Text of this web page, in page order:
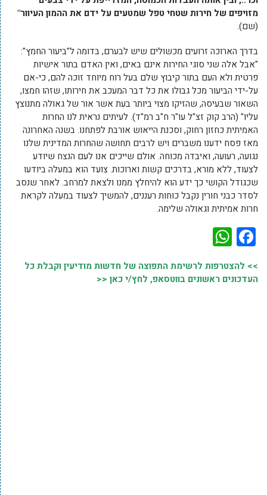
מזויפים של חירות שטחי טפל שמטעים על ידם את ההמון העיוור"
(שם).
בדרך הארוכה זרועים מכשולים שיש לבערם, בדומה ל"ביעור החמץ":
"אבל אלה שני סוגי החירות אינם באים, ואין האדם בתור אישיות
פרטית ולא העם בתור קיבוץ שלם בעל רוח מיוחד זוכה להם, כי-אם
על-ידי הביעור מכל גבולו את כל דבר המעכב את חירותו, שזהו חמצו,
השאור שבעיסה, שהזיקו מצוי ביותר בעת אשר אור של גאולה מתנוצץ
עליו" (הרב קוק זצ"ל עו"ר ח"ב רמ"ד). לעיתים נראית לנו החרות
האמיתית כחזון רחוק, וסכנת הייאוש אורבת לפתחנו. בשנה האחרונה
מאז פסח ידענו משברים ויש לרבים תחושה שהחרות המדינית שלנו
נגועה, רעועה, ואיבדה מכוחה. אולם שייכים אנו לעם הנצח שיודע
לצעוד, ללא מורא, בדרכים קשות וארוכות. צועד הוא במעלה ביודעו
שכגודל הקושי כך ידע הוא להיחלץ ממנו ולצאת למרחב. לאחר שנסב
לסדר כבני חורין נקבל כוחות רעננים, להמשיך לצעוד במעלה לקראת
חרות אמיתית וגאולה שלימה.
Facebook
>> להצטרפות לרשימת התפוצה של חדשות מודיעין וקבלת כל
העדכונים ראשונים בווטסאפ, לחץ/י כאן <<